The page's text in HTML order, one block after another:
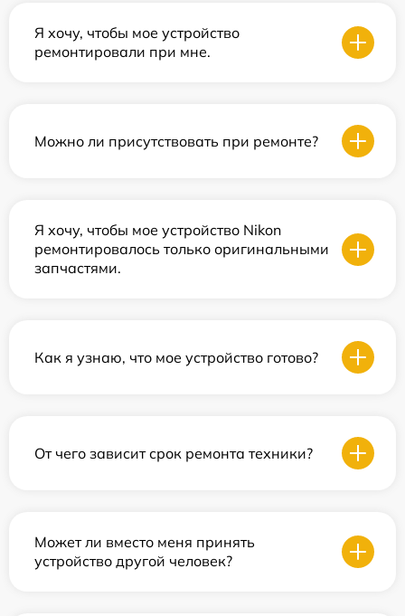
Я хочу, чтобы мое устройство
ремонтировали при мне.
Можно ли присутствовать при ремонте?
Я хочу, чтобы мое устройство Nikon
ремонтировалось только оригинальными
запчастями.
Как я узнаю, что мое устройство готово?
От чего зависит срок ремонта техники?
Может ли вместо меня принять
устройство другой человек?